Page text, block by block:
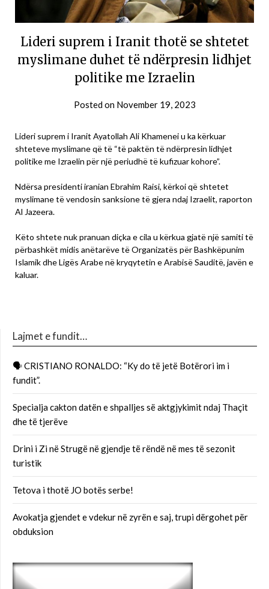
Lideri suprem i Iranit thotë se shtetet
myslimane duhet të ndërpresin lidhjet
politike me Izraelin
Posted on November 19, 2023
Lideri suprem i Iranit Ayatollah Ali Khamenei u ka kërkuar
shteteve myslimane që të “të paktën të ndërpresin lidhjet
politike me Izraelin për një periudhë të kufizuar kohore”.
Ndërsa presidenti iranian Ebrahim Raisi, kërkoi që shtetet
myslimane të vendosin sanksione të gjera ndaj Izraelit, raporton
Al Jazeera.
Këto shtete nuk pranuan diçka e cila u kërkua gjatë një samiti të
përbashkët midis anëtarëve të Organizatës për Bashkëpunim
Islamik dhe Ligës Arabe në kryqytetin e Arabisë Sauditë, javën e
kaluar.
Lajmet e fundit…
🗣 CRISTIANO RONALDO: “Ky do të jetë Botërori im i
fundit”.
Specialja cakton datën e shpalljes së aktgjykimit ndaj Thaçit
dhe të tjerëve
Drini i Zi në Strugë në gjendje të rëndë në mes të sezonit
turistik
Tetova i thotë JO botës serbe!
Avokatja gjendet e vdekur në zyrën e saj, trupi dërgohet për
obduksion